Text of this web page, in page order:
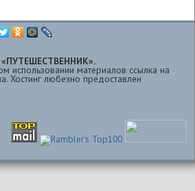
использовании материалов ссылка на
Хостинг любезно предоставлен